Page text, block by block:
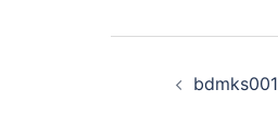
bdmks001